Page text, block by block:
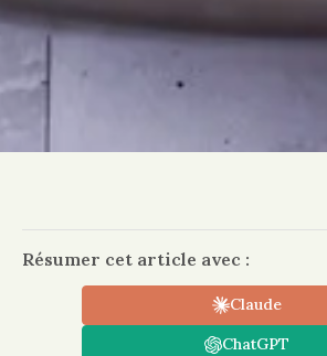
Résumer cet article avec :
Claude
ChatGPT